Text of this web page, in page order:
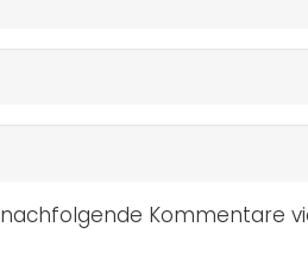
Kommentare